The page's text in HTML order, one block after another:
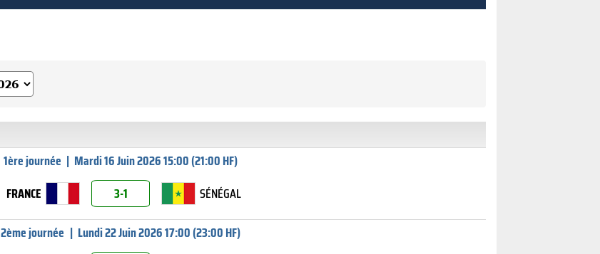
1ère journée | Mardi 16 Juin 2026 15:00 (21:00 HF)
FRANCE
3-1
SÉNÉGAL
2ème journée | Lundi 22 Juin 2026 17:00 (23:00 HF)